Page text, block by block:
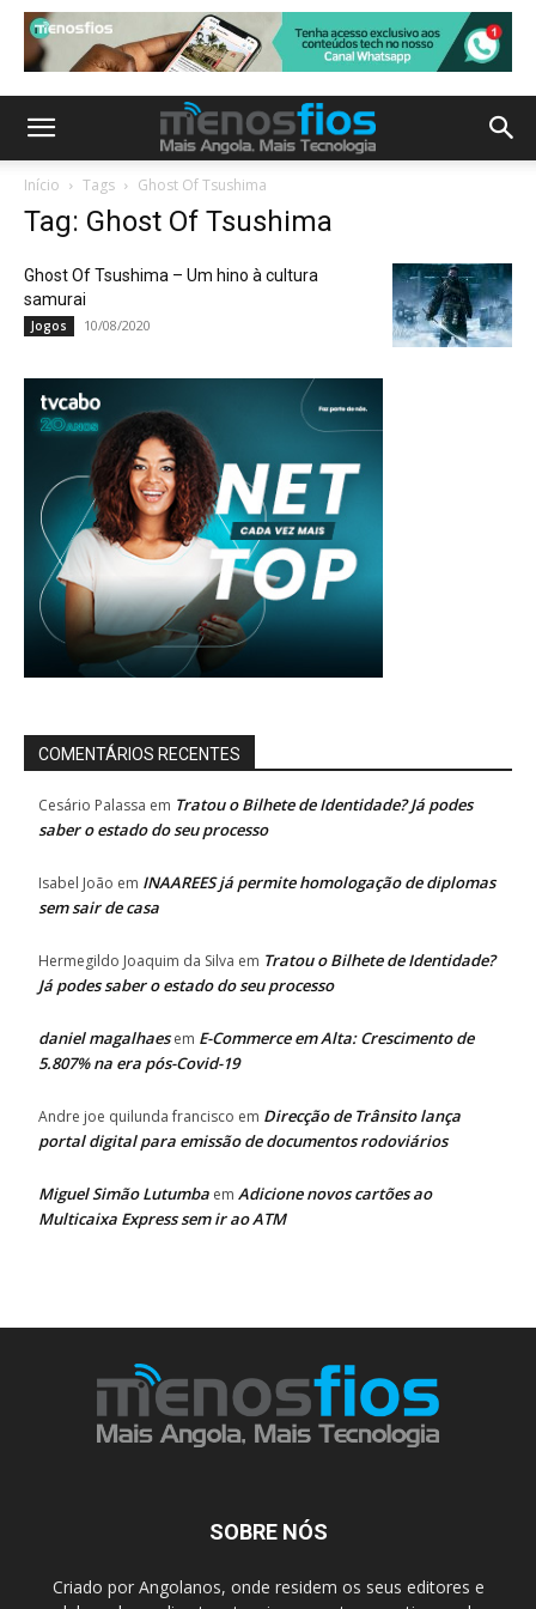
Início Tags Ghost Of Tsushima
Tag: Ghost Of Tsushima
Ghost Of Tsushima – Um hino à cultura
samurai
Jogos 10/08/2020
COMENTÁRIOS RECENTES
Cesário Palassa em Tratou o Bilhete de Identidade? Já podes
saber o estado do seu processo
Isabel João em INAAREES já permite homologação de diplomas
sem sair de casa
Hermegildo Joaquim da Silva em Tratou o Bilhete de Identidade?
Já podes saber o estado do seu processo
daniel magalhaesem E-Commerce em Alta: Crescimento de
5.807% na era pós-Covid-19
Andre joe quilunda francisco em Direcção de Trânsito lança
portal digital para emissão de documentos rodoviários
Miguel Simão Lutumba em Adicione novos cartões ao
Multicaixa Express sem ir ao ATM
SOBRE NÓS
Criado por Angolanos, onde residem os seus editores e